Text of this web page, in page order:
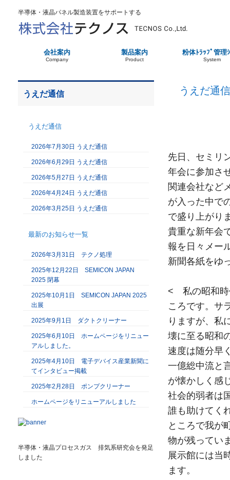
半導体・液晶パネル製造装置をサポートする
会社案内
Company
製品案内
Product
粉体ﾄﾗｯﾌﾟ管理
System
うえだ通信
先日、セミリ
年会に参加さ
関連会社など
が入った中で
で盛り上がり
貴重な新年会
報を日々メー
新聞各紙をゆ
< 私の昭和時
ころです。サ
りますが、私
壊に至る昭和
速度は随分早
一億総中流と
が懐かしく感
社会的弱者は
誰も助けてく
ところで我が
物が残ってい
展示館には当
ます。
うえだ通信
うえだ通信
2026年7月30日 うえだ通信
2026年6月29日 うえだ通信
2026年5月27日 うえだ通信
2026年4月24日 うえだ通信
2026年3月25日 うえだ通信
最新のお知らせ一覧
2026年3月31日 テクノ処理
2025年12月22日 SEMICON JAPAN
2025 閉幕
2025年10月1日 SEMICON JAPAN 2025
出展
2025年9月1日 ダクトクリーナー
2025年6月10日 ホームページをリニュー
アルしました。
2025年4月10日 電子デバイス産業新聞に
てインタビュー掲載
2025年2月28日 ポンプクリーナー
ホームページをリニューアルしました
半導体・液晶プロセスガス 排気系研究会を発足
しました